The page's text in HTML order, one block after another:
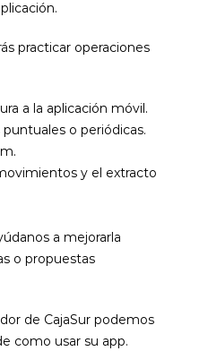
practicar operaciones
a la aplicación móvil.
o periódicas.
y el extracto
a mejorarla
o propuestas
de CajaSur podemos
como usar su app.